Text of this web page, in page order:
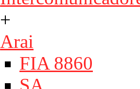
+
Arai
FIA 8860